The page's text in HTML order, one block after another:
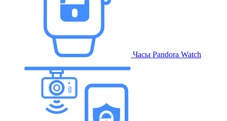
Часы Pandora Watch